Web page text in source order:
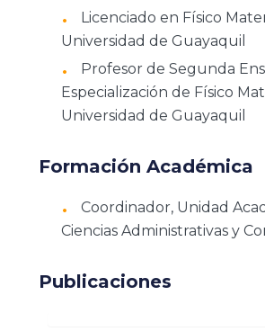
Licenciado en Físico
Universidad de Guayaquil
Profesor de Segunda
Especialización de Físico
Universidad de Guayaquil
Formación Académica
Coordinador, Unidad
Ciencias Administrativas y
Publicaciones